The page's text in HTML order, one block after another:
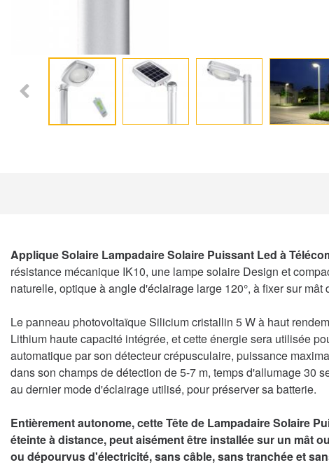
Applique Solaire Lampadaire Solaire Puissant Led à
résistance mécanique IK10, une lampe solaire Design et
naturelle, optique à angle d'éclairage large 120°, à fixer sur mât
Le panneau photovoltaïque Silicium cristallin 5 W à haut
Lithium haute capacité intégrée, et cette énergie sera utilisée
automatique par son détecteur crépusculaire, puissance
dans son champs de détection de 5-7 m, temps d'allumage 30
au dernier mode d'éclairage utilisé, pour préserver sa batterie.
Entièrement autonome, cette Tête de Lampadaire Solaire
éteinte à distance, peut aisément être installée sur un mât
ou dépourvus d'électricité, sans câble, sans tranchée et